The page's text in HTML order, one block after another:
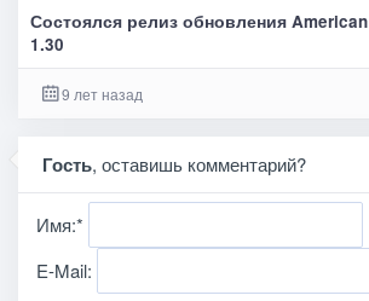
Состоялся релиз обновления
1.30
9 лет назад
Гость, оставишь комментарий?
Имя:*
E-Mail: